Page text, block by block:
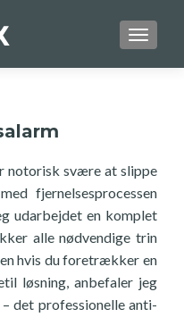
notorisk svære at slippe
fjernelsesprocessen
udarbejdet en komplet
alle nødvendige trin
hvis du foretrækker en
løsning, anbefaler jeg
det professionelle anti-